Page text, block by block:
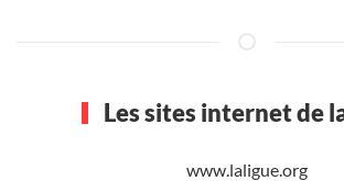
Les sites internet de
www.laligue.org